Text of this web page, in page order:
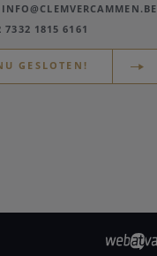
INFO@CLEMVERCAMMEN.BE
7332 1815 6161
GESLOTEN!